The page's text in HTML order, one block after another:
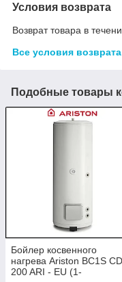
Условия возврата
Возврат товара в
Все условия возврата
Подобные товары
Бойлер косвенного
нагрева Ariston BC1S
200 ARI - EU (1-